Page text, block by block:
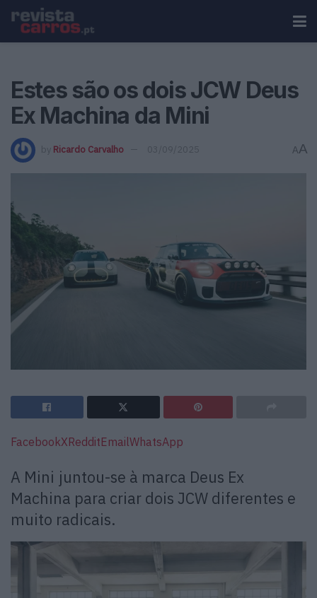
Estes são os dois JCW Deus
Ex Machina da Mini
by Ricardo Carvalho 03/09/2025 AA
FacebookXRedditEmailWhatsApp
A Mini juntou-se à marca Deus Ex
Machina para criar dois JCW diferentes e
muito radicais.